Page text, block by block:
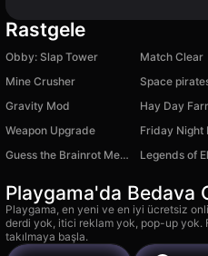
Rastgele
Obby: Slap Tower Match Clear
Mine Crusher
Space
Gravity Mod
Hay Day
Weapon Upgrade
Guess the Brainrot Meme by Sound
Playgama'da Bedava
Playgama, en yeni ve en iyi ücretsiz
derdi yok, itici reklam yok, pop-up yok.
takılmaya başla.